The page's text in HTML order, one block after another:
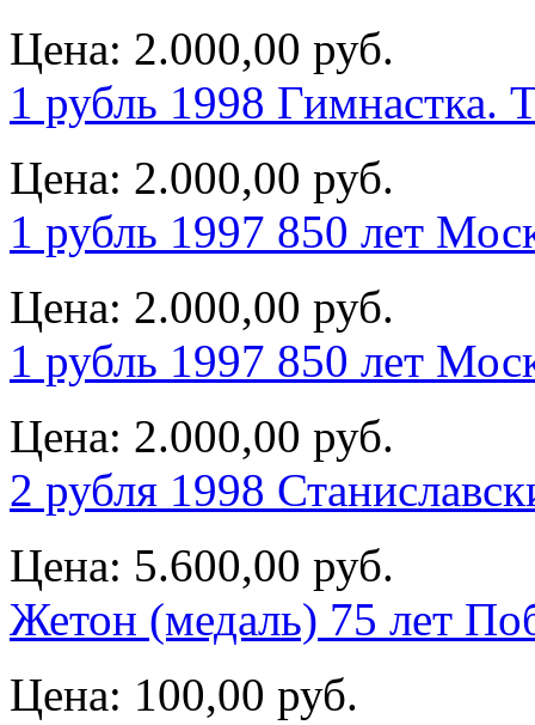
Цена: 2.000,00 руб.
1 рубль 1998 Гимнастка.
Цена: 2.000,00 руб.
1 рубль 1997 850 лет
Цена: 2.000,00 руб.
1 рубль 1997 850 лет
Цена: 2.000,00 руб.
2 рубля 1998
Цена: 5.600,00 руб.
Жетон (медаль) 75 лет
Цена: 100,00 руб.